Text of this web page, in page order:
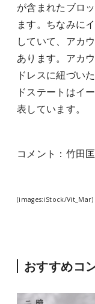
が含まれたブロ
ます。ちなみに
していて、アカ
あります。アカ
ドレスに紐づい
ドステートはイ
表しています。
コメント：竹田
(images:iStock/Vit_Mar)
おすすめコ